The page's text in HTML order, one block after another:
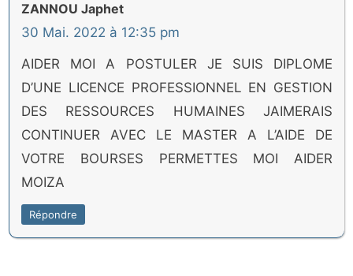
ZANNOU Japhet
30 Mai. 2022 à 12:35 pm
AIDER MOI A POSTULER JE SUIS DIPLOME
D’UNE LICENCE PROFESSIONNEL EN GESTION
DES RESSOURCES HUMAINES JAIMERAIS
CONTINUER AVEC LE MASTER A L’AIDE DE
VOTRE BOURSES PERMETTES MOI AIDER
MOIZA
Répondre